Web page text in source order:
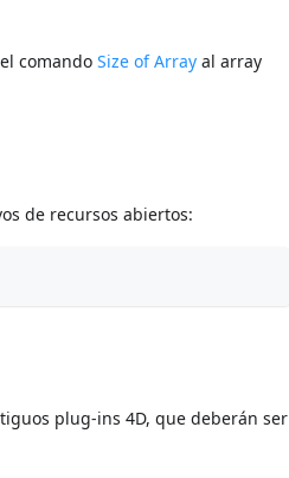
comandoSize of Array al array
de recursos abiertos:
plug-ins 4D, que deberán ser